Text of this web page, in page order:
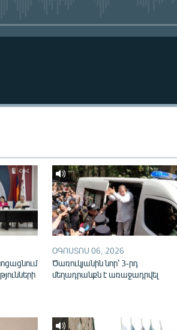
ՕԳՈՍՏՈՍ 06, 2026
Ծառուկյանին նոր՝ 3-րդ
մեղադրանքն է առաջադրվել